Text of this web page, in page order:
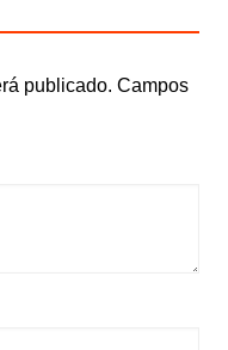
publicado. Campos